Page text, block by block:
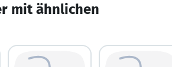
mit ähnlichen